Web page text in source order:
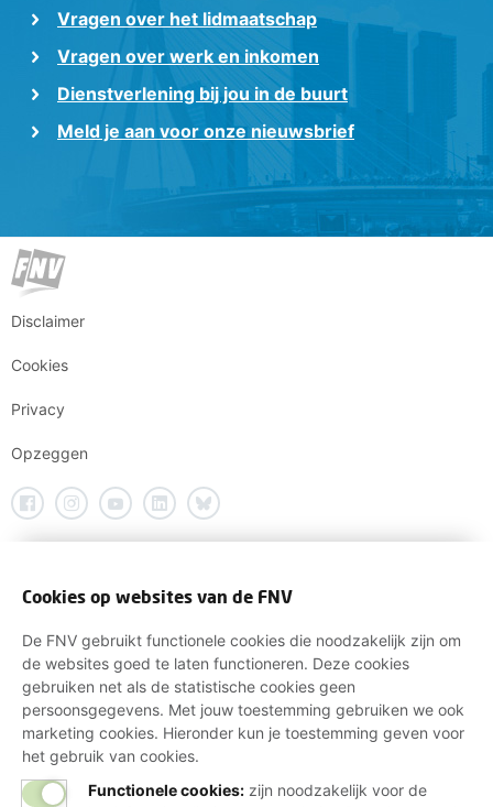
Vragen over het lidmaatschap
Vragen over werk en inkomen
Dienstverlening bij jou in de buurt
Meld je aan voor onze nieuwsbrief
Disclaimer
Cookies
Privacy
Opzeggen
Cookies op websites van de FNV
De FNV gebruikt functionele cookies die noodzakelijk zijn om
de websites goed te laten functioneren. Deze cookies
gebruiken net als de statistische cookies geen
persoonsgegevens. Met jouw toestemming gebruiken we ook
marketing cookies. Hieronder kun je toestemming geven voor
het gebruik van cookies.
Functionele cookies: zijn noodzakelijk voor de